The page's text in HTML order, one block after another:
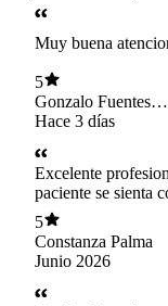
Muy buena
5
Gonzalo Fuentes
Cid
Hace 3 días
Excelente
paciente se sienta
adaptando las
Escucha con
prácticas para
logrando que el
martirio. Muy
5
Constanza Palma
Junio 2026